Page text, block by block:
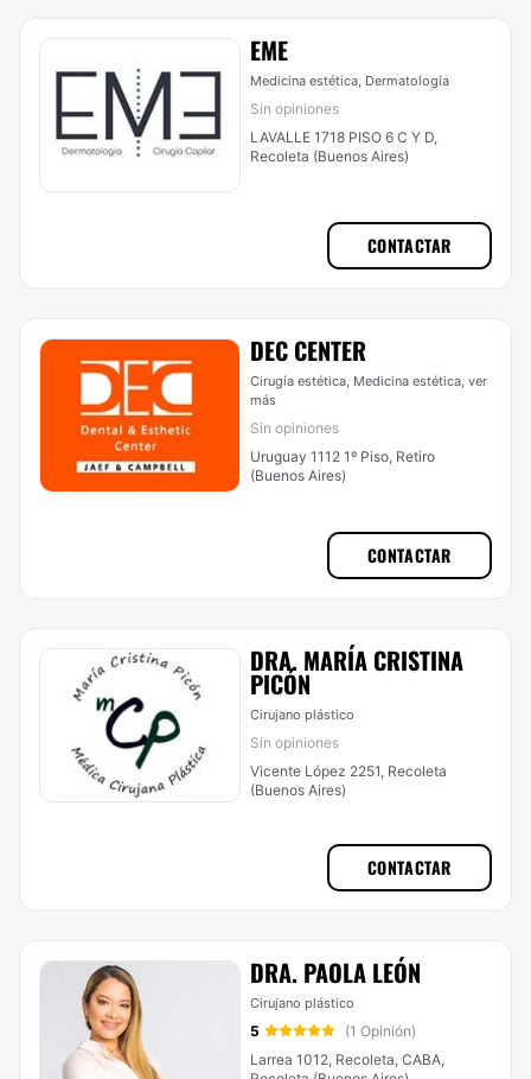
EME
Medicina estética, Dermatología
Sin opiniones
LAVALLE 1718 PISO 6 C Y D,
Recoleta (Buenos Aires)
CONTACTAR
DEC CENTER
Cirugía estética, Medicina estética, ver
más
Sin opiniones
Uruguay 1112 1º Piso, Retiro
(Buenos Aires)
CONTACTAR
DRA. MARÍA CRISTINA
PICÓN
Cirujano plástico
Sin opiniones
Vicente López 2251, Recoleta
(Buenos Aires)
CONTACTAR
DRA. PAOLA LEÓN
Cirujano plástico
5
(1 Opinión)
Larrea 1012, Recoleta, CABA,